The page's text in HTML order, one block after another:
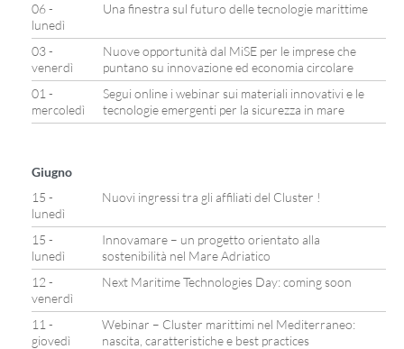
06 -
lunedì
Una finestra sul futuro delle tecnologie marittime
03 -
venerdì
Nuove opportunità dal MiSE per le imprese che
puntano su innovazione ed economia circolare
01 -
mercoledì
Segui online i webinar sui materiali innovativi e le
tecnologie emergenti per la sicurezza in mare
Giugno
15 -
lunedì
Nuovi ingressi tra gli affiliati del Cluster !
15 -
lunedì
Innovamare – un progetto orientato alla
sostenibilità nel Mare Adriatico
12 -
venerdì
Next Maritime Technologies Day: coming soon
11 -
giovedì
Webinar – Cluster marittimi nel Mediterraneo:
nascita, caratteristiche e best practices